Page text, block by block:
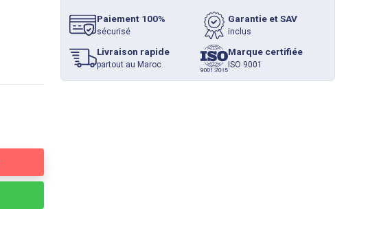
Paiement 100%
sécurisé
Garantie et SAV
inclus
Livraison rapide
partout au Maroc
Marque certifiée
ISO 9001